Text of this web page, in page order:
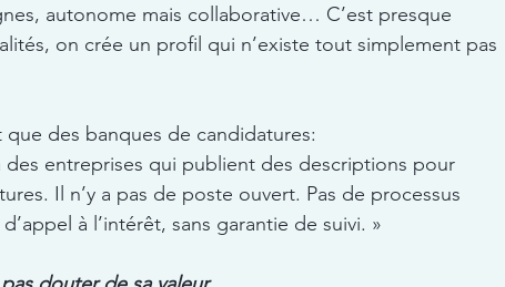
autonome mais collaborative… C’est presque
on crée un profil qui n’existe tout simplement pas
des banques de candidatures:
des entreprises qui publient des descriptions pour
Il n’y a pas de poste ouvert. Pas de processus
à l’intérêt, sans garantie de suivi. »